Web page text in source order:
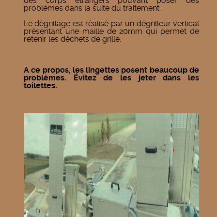
problèmes dans la suite du traitement.
Le dégrillage est réalisé par un dégrilleur vertical
présentant une maille de 20mm qui permet de
retenir les déchets de grille.
A ce propos, les lingettes posent beaucoup de
problèmes. Évitez de les jeter dans les
toilettes.